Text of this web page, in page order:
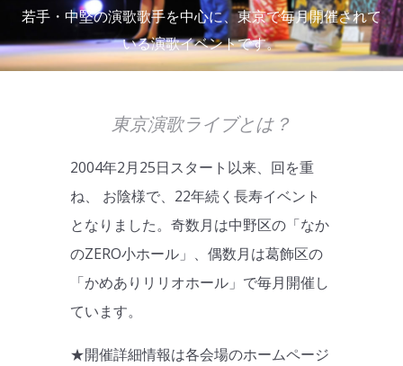
若手・中堅の演歌歌手を中心に、東京で毎月開催されて
いる演歌イベントです。
東京演歌ライブとは？
2004年2月25日スタート以来、回を重
ね、 お陰様で、22年続く長寿イベント
となりました。奇数月は中野区の「なか
のZERO小ホール」、偶数月は葛飾区の
「かめありリリオホール」で毎月開催し
ています。
★開催詳細情報は各会場のホームページ